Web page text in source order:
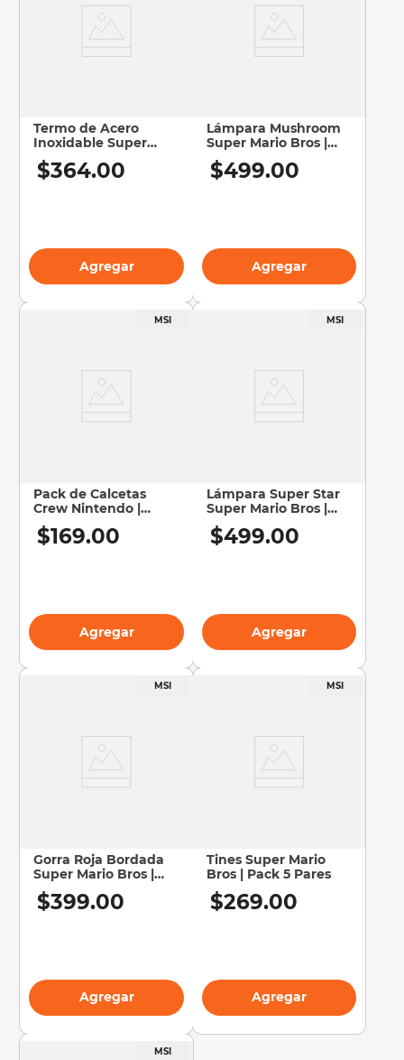
Termo de Acero
Inoxidable Super
Mario Bros | Nintendo
$364.00
Agregar
Lámpara Mushroom
Super Mario Bros |
Luz Nocturna
$499.00
Agregar
Pack de Calcetas
Crew Nintendo |
Super Mario Bros
$169.00
Agregar
Lámpara Super Star
Super Mario Bros |
Icon Light V3
$499.00
Agregar
Gorra Roja Bordada
Super Mario Bros |
Ajustable
$399.00
Agregar
Tines Super Mario
Bros | Pack 5 Pares
$269.00
Agregar